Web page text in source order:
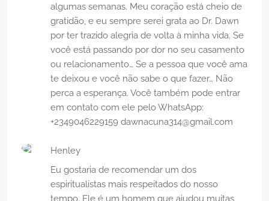
algumas semanas. Meu coração está cheio de
gratidão, e eu sempre serei grata ao Dr. Dawn
por ter trazido alegria de volta à minha vida. Se
você está passando por dor no seu casamento
ou relacionamento… Se a pessoa que você ama
te deixou e você não sabe o que fazer… Não
perca a esperança. Você também pode entrar
em contato com ele pelo WhatsApp:
+2349046229159 dawnacuna314@gmail.com
Henley
Eu gostaria de recomendar um dos
espiritualistas mais respeitados do nosso
tempo. Ele é um homem que ajudou muitas